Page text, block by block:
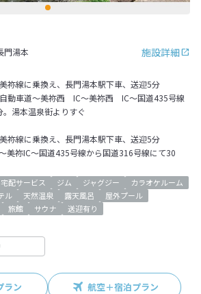
施設詳細
門湯本
祢線に乗換え、長門湯本駅下車、送迎5分
動車道～美祢西 IC～美祢西 IC～国道435号線
湯本温泉街よりすぐ
祢線に乗換え、長門湯本駅下車、送迎5分
美祢IC～国道435号線から国道316号線にて30
宅配サービス ジム ジャグジー
カラオケルーム
ル 天然温泉 露天風呂
屋外プール
旅館 サウナ
送迎有り
ラン 航空＋宿泊プラン